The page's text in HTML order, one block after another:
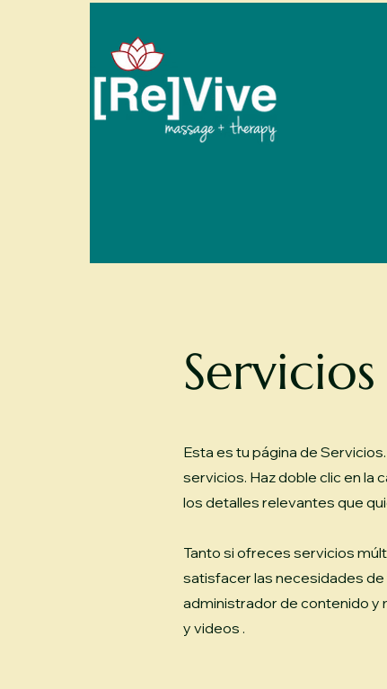
Servicios
Esta es tu página de
servicios. Haz doble clic en la
los detalles relevantes que
Tanto si ofreces servicios
satisfacer las necesidades de
administrador de contenido y
y videos .